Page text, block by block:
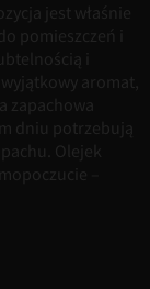
jest właśnie
pomieszczeń i
i
aromat,
dniu potrzebują
Olejek
–